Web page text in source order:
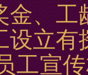
金、工
设立有
工宣